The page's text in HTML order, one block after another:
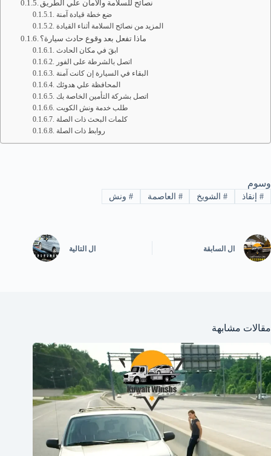
نصائح للسلامة والأمان علي الطريق
ضع خطة قيادة آمنة
المزيد من نصائح السلامة أثناء القيادة
ماذا تفعل بعد وقوع حادث سيارة؟
ابقَ في مكان الحادث
اتصل بالشرطة على الفور
البقاء في السيارة إن كانت آمنة
المحافظة علي هدوئك
اتصل بشركة التأمين الخاصة بك
طلب خدمة ونش الكويت
كلمات البحث ذات الصلة
روابط ذات الصلة
وسوم
#إنقاذ #الشويخ # العاصمة # ونش
ال السابقة ال التالية
مقالات مشابهة